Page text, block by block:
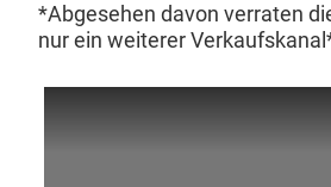
*Abge­se­hen davon ver­rat­en
nur ein weit­er­er